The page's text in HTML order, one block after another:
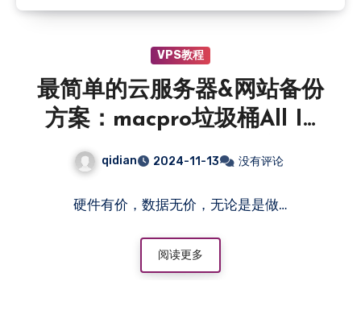
VPS教程
最简单的云服务器&网站备份
方案：macpro垃圾桶All In
One企业内网服务器之五
qidian 2024-11-13 没有评论
硬件有价，数据无价，无论是是做…
阅读更多